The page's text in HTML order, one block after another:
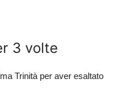
3 volte
Trinità per aver esaltato